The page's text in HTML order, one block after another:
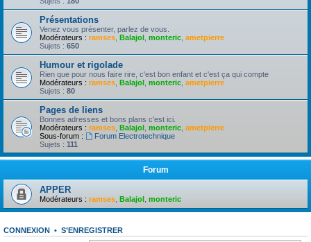
Présentations
Venez vous présenter, parlez de vous.
Modérateurs : ramses Balajol monteric ametpierre
Sujets : 650
Humour et rigolade
Rien que pour nous faire rire, c'est bon enfant et c'est ça qui compte
Modérateurs : ramses Balajol monteric ametpierre
Sujets : 80
Pages de liens
Bonnes adresses et bons plans c'est ici.
Modérateurs : ramses Balajol monteric ametpierre
Sous-forum :
Forum Electrotechnique
Sujets : 111
Forum
APPER
Modérateurs : ramses Balajol monteric
CONNEXION • S’ENREGISTRER